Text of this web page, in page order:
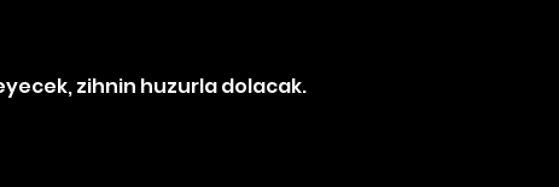
zihnin huzurla dolacak.